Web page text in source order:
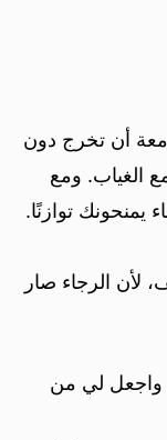
أن تخرج دون
الغياب. ومع
يمنحونك توازنًا.
لأن الرجاء صار
واجعل لي من